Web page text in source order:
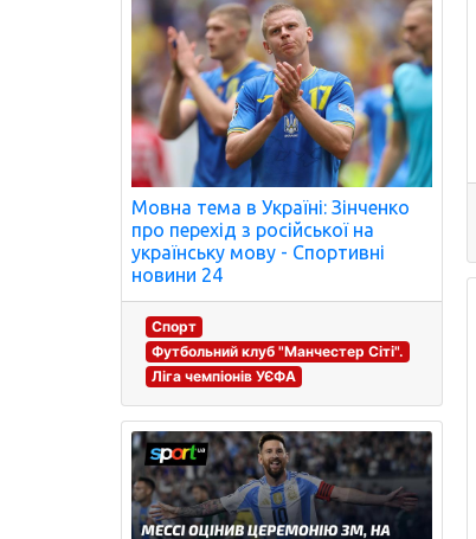
Мовна тема в Україні: Зінченко
про перехід з російської на
українську мову - Спортивні
новини 24
Спорт
Футбольний клуб "Манчестер Сіті".
Ліга чемпіонів УЄФА